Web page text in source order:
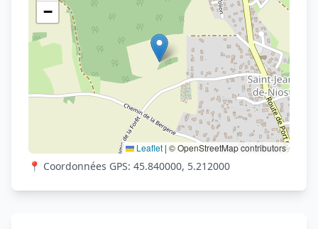
−
Leaflet | © OpenStreetMap contributors
📍 Coordonnées GPS: 45.840000, 5.212000